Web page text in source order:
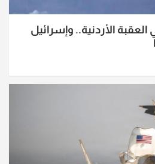
الأردنية.. وإسرائيل